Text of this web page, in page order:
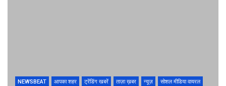
NEWSBEAT आपका शहर ट्रेंडिंग खबरें ताज़ा ख़बर न्यूज़ सोशल मीडिया वायरल